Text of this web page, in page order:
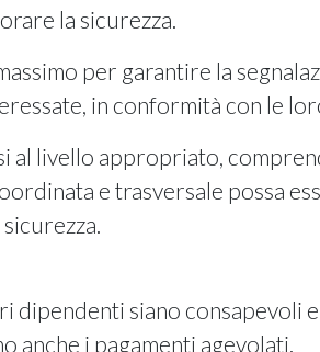
la sicurezza.
per garantire la
in conformità con le
al livello appropriato,
e trasversale possa
dipendenti siano consapevoli
anche i pagamenti agevolati.